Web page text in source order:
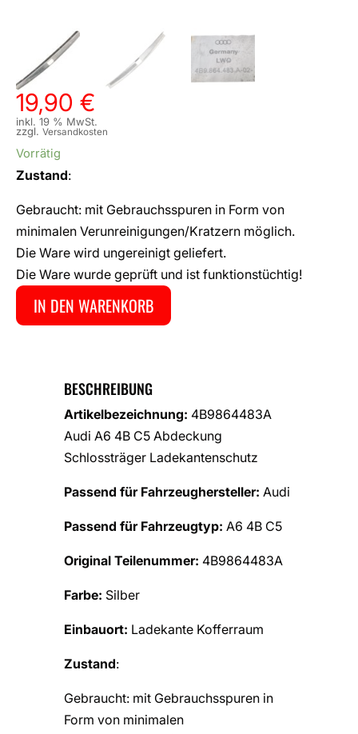
19,90 €
inkl. 19 % MwSt.
zzgl. Versandkosten
Vorrätig
Zustand:
Gebraucht: mit Gebrauchsspuren in Form von
minimalen Verunreinigungen/Kratzern möglich.
Die Ware wird ungereinigt geliefert.
Die Ware wurde geprüft und ist funktionstüchtig!
IN DEN WARENKORB
BESCHREIBUNG
Artikelbezeichnung: 4B9864483A
Audi A6 4B C5 Abdeckung
Schlossträger Ladekantenschutz
Passend für Fahrzeughersteller: Audi
Passend für Fahrzeugtyp: A6 4B C5
Original Teilenummer: 4B9864483A
Farbe: Silber
Einbauort: Ladekante Kofferraum
Zustand:
Gebraucht: mit Gebrauchsspuren in
Form von minimalen